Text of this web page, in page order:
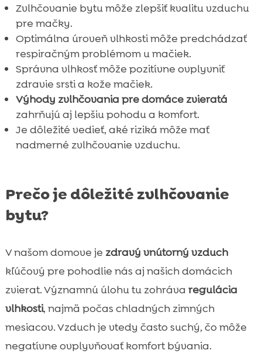
 Purrfect Life mačacie stelivo
 Zabezpečenie čistej vody pre mačku
 Starostlivosť o zdravie mačky počas jesene
Ako zvlhčovať byt bez ohrozenia mačky
 Záver
 FAQ
Zvlhčovanie bytu môže zlepšiť kvalitu vzduchu
pre mačky.
Optimálna úroveň vlhkosti môže predchádzať
respiračným problémom u mačiek.
Správna vlhkosť môže pozitívne ovplyvniť
zdravie srsti a kože mačiek.
Výhody zvlhčovania pre domáce zvieratá
zahrňujú aj lepšiu pohodu a komfort.
Je dôležité vedieť, aké riziká môže mať
nadmerné zvlhčovanie vzduchu.
Prečo je dôležité zvlhčovanie
bytu?
V našom domove je zdravý vnútorný vzduch
kľúčový pre pohodlie nás aj našich domácich
zvierat. Významnú úlohu tu zohráva regulácia
vlhkosti, najmä počas chladných zimných
mesiacov. Vzduch je vtedy často suchý, čo môže
negatívne ovplyvňovať komfort bývania.